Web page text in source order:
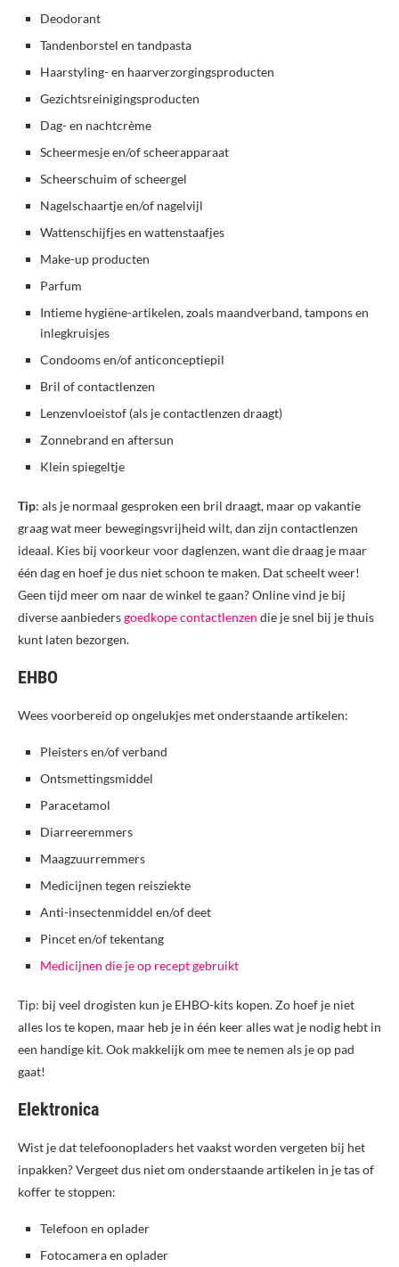
Deodorant
Tandenborstel en tandpasta
Haarstyling- en haarverzorgingsproducten
Gezichtsreinigingsproducten
Dag- en nachtcrème
Scheermesje en/of scheerapparaat
Scheerschuim of scheergel
Nagelschaartje en/of nagelvijl
Wattenschijfjes en wattenstaafjes
Make-up producten
Parfum
Intieme hygiëne-artikelen, zoals maandverband, tampons en
inlegkruisjes
Condooms en/of anticonceptiepil
Bril of contactlenzen
Lenzenvloeistof (als je contactlenzen draagt)
Zonnebrand en aftersun
Klein spiegeltje
Tip: als je normaal gesproken een bril draagt, maar op vakantie
graag wat meer bewegingsvrijheid wilt, dan zijn contactlenzen
ideaal. Kies bij voorkeur voor daglenzen, want die draag je maar
één dag en hoef je dus niet schoon te maken. Dat scheelt weer!
Geen tijd meer om naar de winkel te gaan? Online vind je bij
diverse aanbiedersgoedkope contactlenzen die je snel bij je thuis
kunt laten bezorgen.
EHBO
Wees voorbereid op ongelukjes met onderstaande artikelen:
Pleisters en/of verband
Ontsmettingsmiddel
Paracetamol
Diarreeremmers
Maagzuurremmers
Medicijnen tegen reisziekte
Anti-insectenmiddel en/of deet
Pincet en/of tekentang
Medicijnen die je op recept gebruikt
Tip: bij veel drogisten kun je EHBO-kits kopen. Zo hoef je niet
alles los te kopen, maar heb je in één keer alles wat je nodig hebt in
een handige kit. Ook makkelijk om mee te nemen als je op pad
gaat!
Elektronica
Wist je dat telefoonopladers het vaakst worden vergeten bij het
inpakken? Vergeet dus niet om onderstaande artikelen in je tas of
koffer te stoppen:
Telefoon en oplader
Fotocamera en oplader